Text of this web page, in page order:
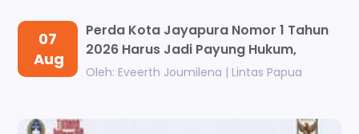
07
Aug
Perda Kota Jayapura Nomor 1 Tahun
2026 Harus Jadi Payung Hukum,
Berik...
Oleh: Eveerth Joumilena | Lintas Papua